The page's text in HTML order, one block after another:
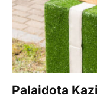
Palaidota